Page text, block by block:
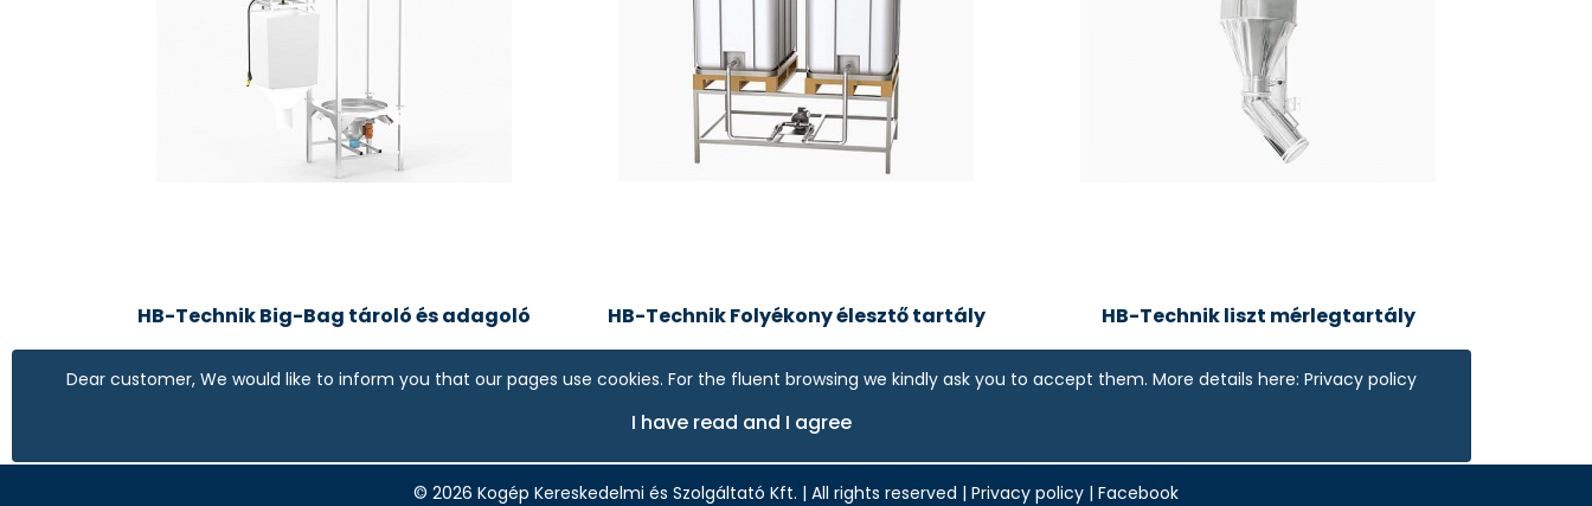
Dear customer, We would like to inform you that our pages use cookies. For the fluent browsing we kindly ask you to accept them. More details here: Privacy policy
I have read and I agree
HB-Technik Big-Bag tároló és adagoló HB-Technik Folyékony élesztő tartály HB-Technik liszt mérlegtartály
© 2026 Kogép Kereskedelmi és Szolgáltató Kft. | All rights reserved | Privacy policy | Facebook